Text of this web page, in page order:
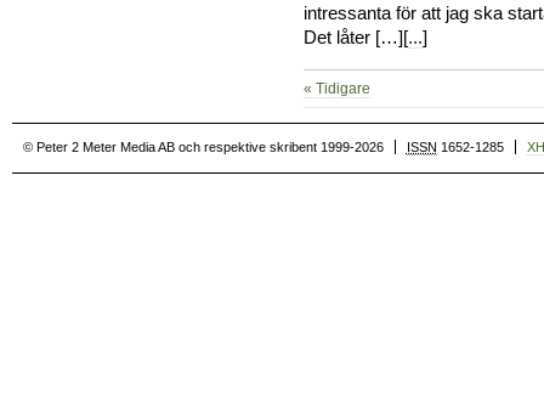
intressanta för att jag ska
Det låter […][...]
« Tidigare
© Peter 2 Meter Media AB och respektive skribent 1999-2026 ISSN 1652-1285